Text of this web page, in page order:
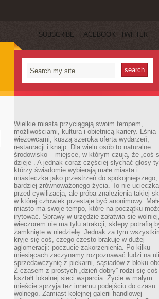
SUBSCRIBE FACEBOOK TWITTER
Wielkie miasta przyciągają swoim tempem,
możliwościami, kulturą i obietnicą kariery. Lśnią
wieżowcami, kuszą szeroką ofertą wydarzeń,
restauracji i knajp. Dla wielu osób to naturalne
środowisko – miejsce, w którym czują, że „coś
dzieje”. A jednak coraz częściej słychać głosy
którzy świadomie wybierają małe miasta i
miasteczka jako przestrzeń do spokojniejszego,
bardziej zrównoważonego życia. To nie ucieczka
przed cywilizacją, ale próba znalezienia takiej
w której człowiek przestaje być anonimowy.
miasto ma swoje tempo, które na początku
irytować. Sprawy w urzędzie załatwia się wolniej,
wieczorem nie ma tylu atrakcji, sklepy potrafią
zamknięte w niedzielę. Jednak za tym
kryje się coś, czego często brakuje w dużej
aglomeracji: poczucie zakorzenienia. Po kilku
miesiącach zaczynamy rozpoznawać ludzi na
sprzedawczynię z piekarni, sąsiadów z bloku
Z czasem z prostych „dzień dobry” rodzi się
kształt lokalnej sieci wsparcia. Życie w małym
mieście sprzyja też innemu podejściu do czasu
wolnego. Zamiast kolejnej galerii handlowej